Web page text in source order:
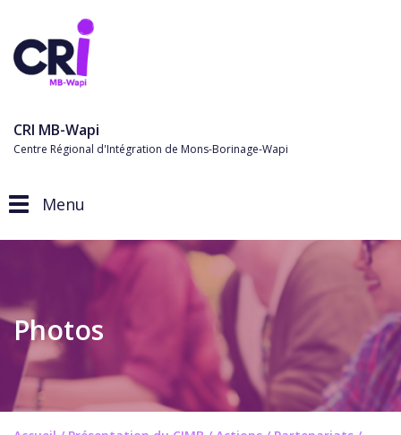
CRI MB-Wapi
Centre Régional d'Intégration de Mons-Borinage-Wapi
Toggle navigation
Menu
Photos